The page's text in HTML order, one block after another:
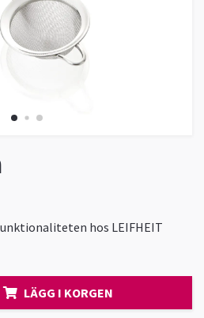
hos LEIFHEIT
LÄGG I KORGEN